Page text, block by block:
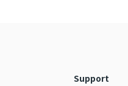
Support